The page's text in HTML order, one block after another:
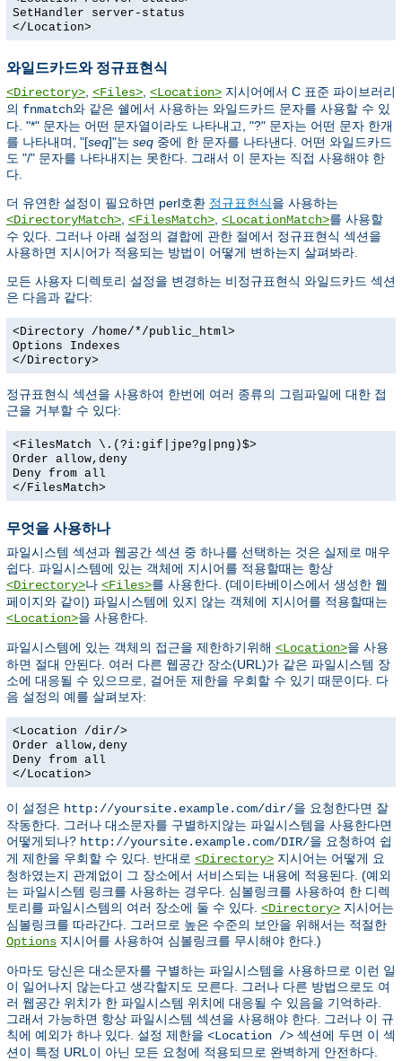
SetHandler server-status
</Location>
와일드카드와 정규표현식
<Directory> <Files> <Location> 지시어에서 C 표준 파이브러리
의 fnmatch와 같은 쉘에서 사용하는 와일드카드 문자를 사용할 수 있
다. "*" 문자는 어떤 문자열이라도 나타내고, "?" 문자는 어떤 문자 한개
를 나타내며, "[seq]"는 seq 중에 한 문자를 나타낸다. 어떤 와일드카드
도 "/" 문자를 나타내지는 못한다. 그래서 이 문자는 직접 사용해야 한
다.
더 유연한 설정이 필요하면 perl호환 정규표현식을 사용하는
<DirectoryMatch> <FilesMatch> <LocationMatch>를 사용할
수 있다. 그러나 아래 설정의 결합에 관한 절에서 정규표현식 섹션을
사용하면 지시어가 적용되는 방법이 어떻게 변하는지 살펴봐라.
모든 사용자 디렉토리 설정을 변경하는 비정규표현식 와일드카드 섹션
은 다음과 같다:
<Directory /home/*/public_html>
Options Indexes
</Directory>
정규표현식 섹션을 사용하여 한번에 여러 종류의 그림파일에 대한 접
근을 거부할 수 있다:
<FilesMatch \.(?i:gif|jpe?g|png)$>
Order allow,deny
Deny from all
</FilesMatch>
무엇을 사용하나
파일시스템 섹션과 웹공간 섹션 중 하나를 선택하는 것은 실제로 매우
쉽다. 파일시스템에 있는 객체에 지시어를 적용할때는 항상
<Directory>나 <Files>를 사용한다. (데이타베이스에서 생성한 웹
페이지와 같이) 파일시스템에 있지 않는 객체에 지시어를 적용할때는
<Location>을 사용한다.
파일시스템에 있는 객체의 접근을 제한하기위해 <Location>을 사용
하면 절대 안된다. 여러 다른 웹공간 장소(URL)가 같은 파일시스템 장
소에 대응될 수 있으므로, 걸어둔 제한을 우회할 수 있기 때문이다. 다
음 설정의 예를 살펴보자:
<Location /dir/>
Order allow,deny
Deny from all
</Location>
이 설정은 http://yoursite.example.com/dir/을 요청한다면 잘
작동한다. 그러나 대소문자를 구별하지않는 파일시스템을 사용한다면
어떻게되나? http://yoursite.example.com/DIR/을 요청하여 쉽
게 제한을 우회할 수 있다. 반대로 <Directory> 지시어는 어떻게 요
청하였는지 관계없이 그 장소에서 서비스되는 내용에 적용된다. (예외
는 파일시스템 링크를 사용하는 경우다. 심볼링크를 사용하여 한 디렉
토리를 파일시스템의 여러 장소에 둘 수 있다. <Directory> 지시어는
심볼링크를 따라간다. 그러므로 높은 수준의 보안을 위해서는 적절한
Options 지시어를 사용하여 심볼링크를 무시해야 한다.)
아마도 당신은 대소문자를 구별하는 파일시스템을 사용하므로 이런 일
이 일어나지 않는다고 생각할지도 모른다. 그러나 다른 방법으로도 여
러 웹공간 위치가 한 파일시스템 위치에 대응될 수 있음을 기억하라.
그래서 가능하면 항상 파일시스템 섹션을 사용해야 한다. 그러나 이 규
칙에 예외가 하나 있다. 설정 제한을 <Location /> 섹션에 두면 이 섹
션이 특정 URL이 아닌 모든 요청에 적용되므로 완벽하게 안전하다.